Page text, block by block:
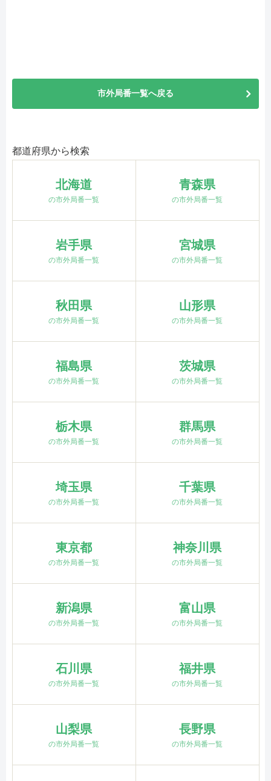
市外局番一覧へ戻る
都道府県から検索
北海道
の市外局番一覧
青森県
の市外局番一覧
岩手県
の市外局番一覧
宮城県
の市外局番一覧
秋田県
の市外局番一覧
山形県
の市外局番一覧
福島県
の市外局番一覧
茨城県
の市外局番一覧
栃木県
の市外局番一覧
群馬県
の市外局番一覧
埼玉県
の市外局番一覧
千葉県
の市外局番一覧
東京都
の市外局番一覧
神奈川県
の市外局番一覧
新潟県
の市外局番一覧
富山県
の市外局番一覧
石川県
の市外局番一覧
福井県
の市外局番一覧
山梨県
の市外局番一覧
長野県
の市外局番一覧